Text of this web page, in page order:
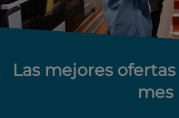
Las mejores
mes